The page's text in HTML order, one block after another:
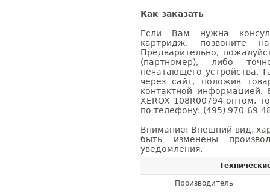
Как заказать
Если Вам нужна
картридж, позвоните
Предварительно,
(партномер), либо
печатающего устройства.
через сайт, положив
контактной информацией.
XEROX 108R00794 оптом,
по телефону: (495) 970-69-
Внимание: Внешний вид,
быть изменены
уведомления.
Производитель